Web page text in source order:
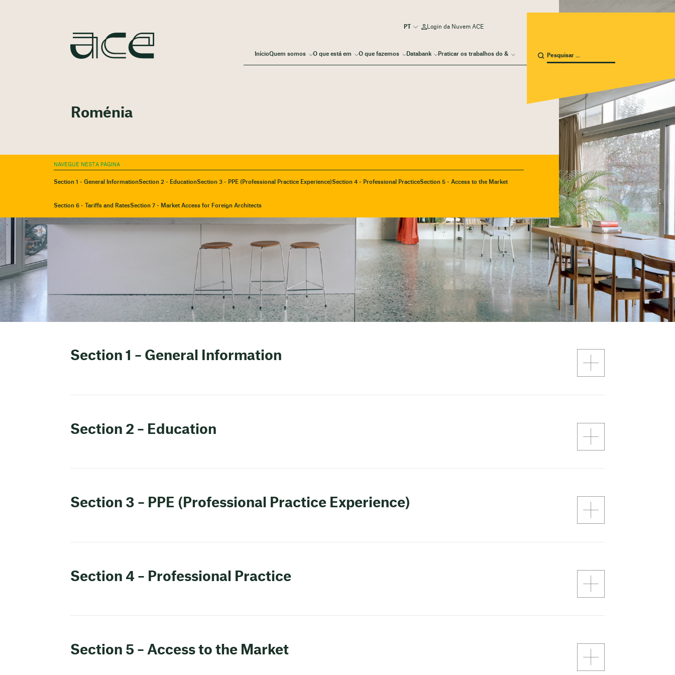
InícioQuem somos O que está em O que fazemos Databank Praticar os trabalhos do &
Login da Nuvem ACE
Roménia
NAVEGUE NESTA PÁGINA
Section 1 - General InformationSection 2 - EducationSection 3 - PPE (Professional Practice Experience)Section 4 - Professional PracticeSection 5 - Access to the Market
Section 6 - Tariffs and RatesSection 7 - Market Access for Foreign Architects
Section 1 – General Information
Section 2 – Education
Section 3 – PPE (Professional Practice Experience)
Section 4 – Professional Practice
Section 5 – Access to the Market